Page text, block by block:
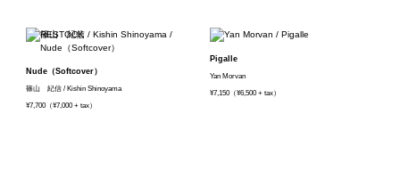
Nude（Softcover）
篠山 紀信 / Kishin Shinoyama
¥7,700（¥7,000 + tax）
Pigalle
Yan Morvan
¥7,150（¥6,500 + tax）